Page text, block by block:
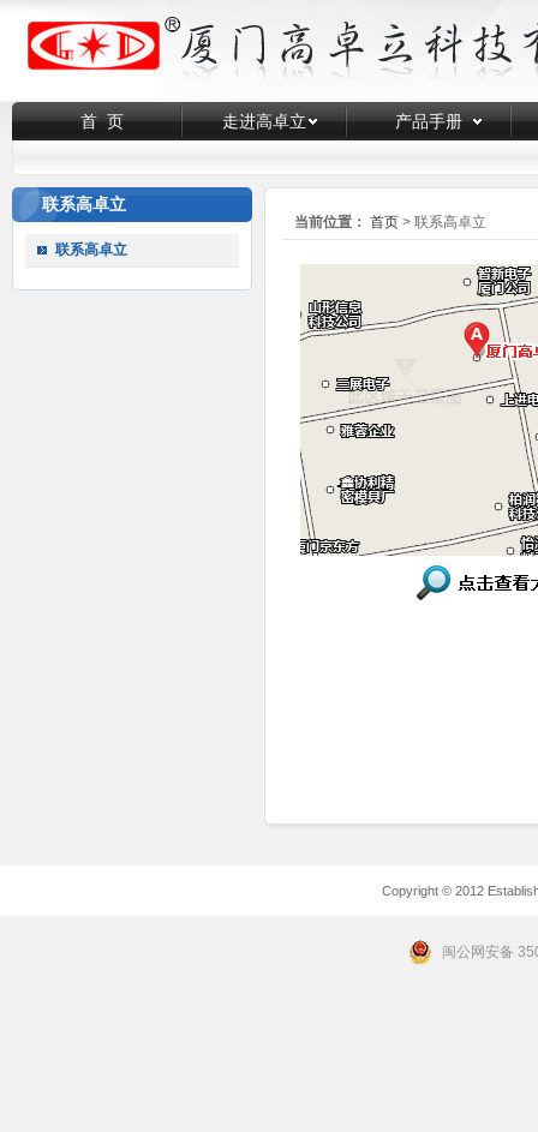
首 页 走进高卓立 产品手册
联系高卓立
联系高卓立
当前位置： 首页 > 联系高卓立
Copyright © 2012
闽公网安备